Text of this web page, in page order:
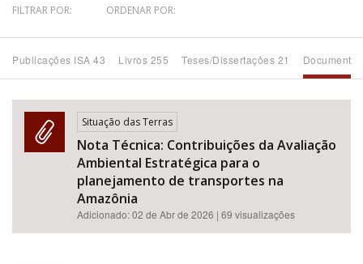
Tema
Subtema
Área de Levantamento
Área Protegida
FILTRAR POR: ORDENAR POR:
Publicações ISA 43 Livros 255 Teses/Dissertações 21
Situação das Terras
Nota Técnica: Contribuições da Avaliação
Ambiental Estratégica para o
planejamento de transportes na
Amazônia
Adicionado:02 de Abr de 2026 | 69 visualizações